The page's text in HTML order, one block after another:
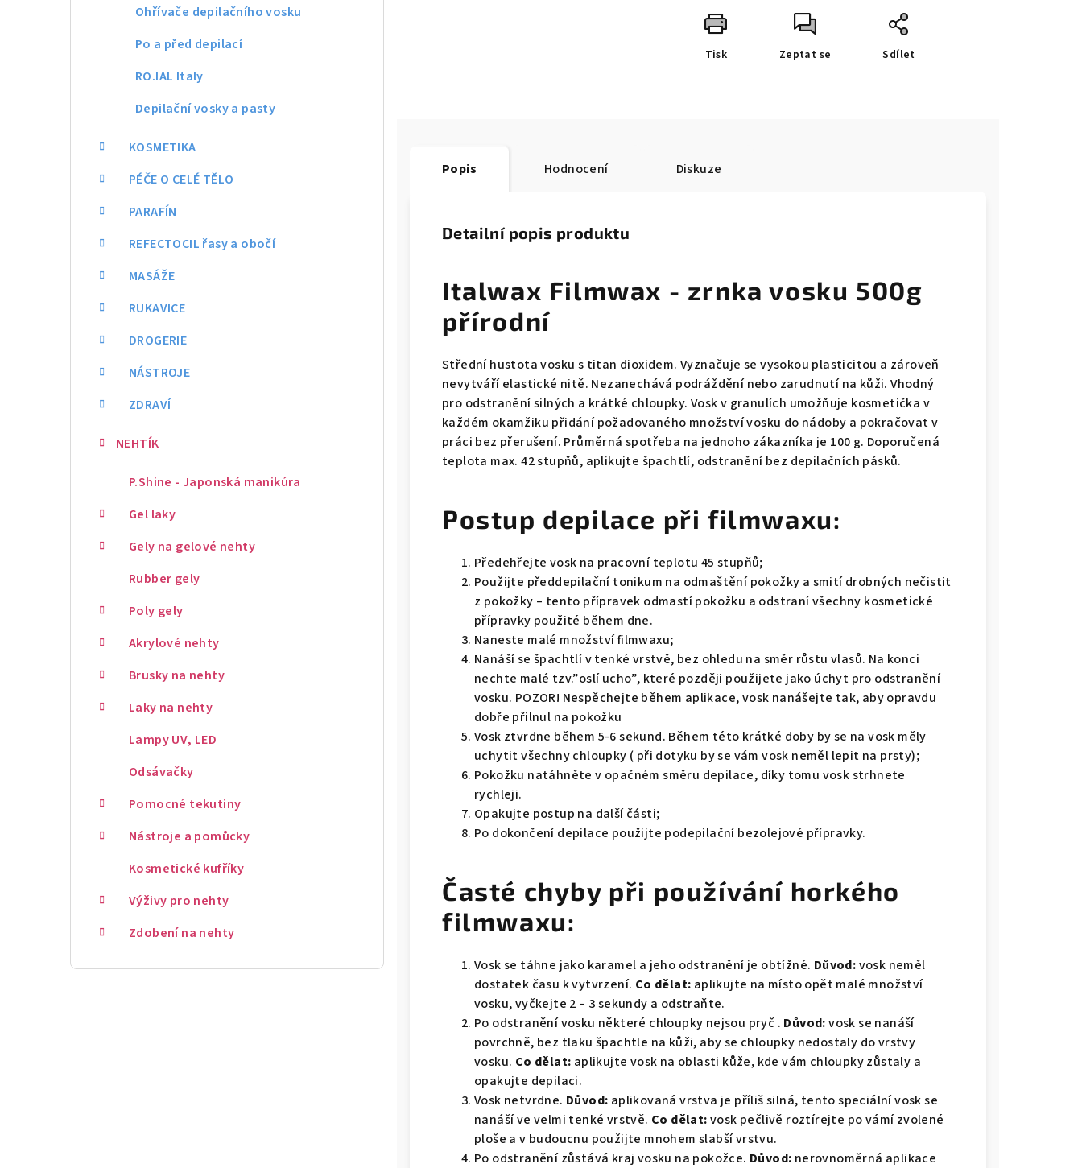
Ohřívače depilačního vosku
Po a před depilací
RO.IAL Italy
Depilační vosky a pasty
KOSMETIKA
PÉČE O CELÉ TĚLO
PARAFÍN
REFECTOCIL řasy a obočí
MASÁŽE
RUKAVICE
DROGERIE
NÁSTROJE
ZDRAVÍ
NEHTÍK
P.Shine - Japonská manikúra
Gel laky
Gely na gelové nehty
Rubber gely
Poly gely
Akrylové nehty
Brusky na nehty
Laky na nehty
Lampy UV, LED
Odsávačky
Pomocné tekutiny
Nástroje a pomůcky
Kosmetické kufříky
Výživy pro nehty
Zdobení na nehty
Tisk Zeptat se Sdílet
Popis Hodnocení Diskuze
Detailní popis produktu
Italwax Filmwax - zrnka vosku 500g
přírodní
Střední hustota vosku s titan dioxidem. Vyznačuje se vysokou plasticitou a zároveň
nevytváří elastické nitě. Nezanechává podráždění nebo zarudnutí na kůži. Vhodný
pro odstranění silných a krátké chloupky. Vosk v granulích umožňuje kosmetička v
každém okamžiku přidání požadovaného množství vosku do nádoby a pokračovat v
práci bez přerušení. Průměrná spotřeba na jednoho zákazníka je 100 g. Doporučená
teplota max. 42 stupňů, aplikujte špachtlí, odstranění bez depilačních pásků.
Postup depilace při filmwaxu:
Předehřejte vosk na pracovní teplotu 45 stupňů;
Použijte předdepilační tonikum na odmaštění pokožky a smití drobných nečistit
z pokožky – tento přípravek odmastí pokožku a odstraní všechny kosmetické
přípravky použité během dne.
Naneste malé množství filmwaxu;
Nanáší se špachtlí v tenké vrstvě, bez ohledu na směr růstu vlasů. Na konci
nechte malé tzv.”oslí ucho”, které později použijete jako úchyt pro odstranění
vosku. POZOR! Nespěchejte během aplikace, vosk nanášejte tak, aby opravdu
dobře přilnul na pokožku
Vosk ztvrdne během 5-6 sekund. Během této krátké doby by se na vosk měly
uchytit všechny chloupky ( při dotyku by se vám vosk neměl lepit na prsty);
Pokožku natáhněte v opačném směru depilace, díky tomu vosk strhnete
rychleji.
Opakujte postup na další části;
Po dokončení depilace použijte podepilační bezolejové přípravky.
Časté chyby při používání horkého
filmwaxu:
Vosk se táhne jako karamel a jeho odstranění je obtížné. Důvod:vosk neměl
dostatek času k vytvrzení. Co dělat: aplikujte na místo opět malé množství
vosku, vyčkejte 2 – 3 sekundy a odstraňte.
Po odstranění vosku některé chloupky nejsou pryč . Důvod:vosk se nanáší
povrchně, bez tlaku špachtle na kůži, aby se chloupky nedostaly do vrstvy
vosku. Co dělat: aplikujte vosk na oblasti kůže, kde vám chloupky zůstaly a
opakujte depilaci.
Vosk netvrdne. Důvod: aplikovaná vrstva je příliš silná, tento speciální vosk se
nanáší ve velmi tenké vrstvě. Co dělat:vosk pečlivě roztírejte po vámí zvolené
ploše a v budoucnu použijte mnohem slabší vrstvu.
Po odstranění zůstává kraj vosku na pokožce. Důvod: nerovnoměrná aplikace